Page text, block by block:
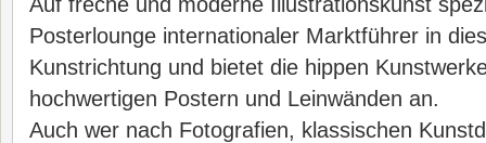
Posterlounge internationaler Marktführer in
Kunstrichtung und bietet die hippen
hochwertigen Postern und Leinwänden an.
Auch wer nach Fotografien, klassischen